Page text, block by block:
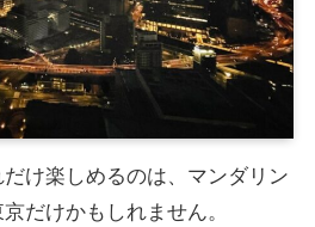
け楽しめるのは、マンダリン
だけかもしれません。